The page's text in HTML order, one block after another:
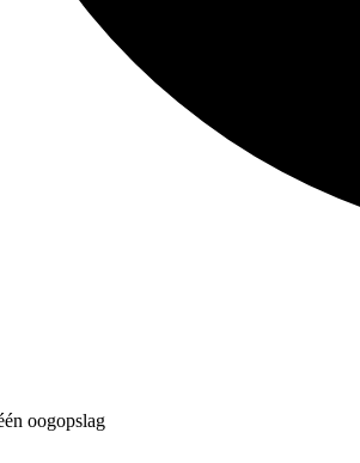
oogopslag